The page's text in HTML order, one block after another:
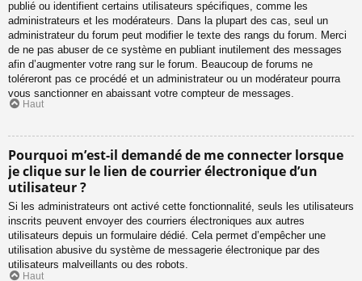
publié ou identifient certains utilisateurs spécifiques, comme les
administrateurs et les modérateurs. Dans la plupart des cas, seul un
administrateur du forum peut modifier le texte des rangs du forum. Merci
de ne pas abuser de ce système en publiant inutilement des messages
afin d’augmenter votre rang sur le forum. Beaucoup de forums ne
toléreront pas ce procédé et un administrateur ou un modérateur pourra
vous sanctionner en abaissant votre compteur de messages.
Haut
Pourquoi m’est-il demandé de me connecter lorsque
je clique sur le lien de courrier électronique d’un
utilisateur ?
Si les administrateurs ont activé cette fonctionnalité, seuls les utilisateurs
inscrits peuvent envoyer des courriers électroniques aux autres
utilisateurs depuis un formulaire dédié. Cela permet d’empêcher une
utilisation abusive du système de messagerie électronique par des
utilisateurs malveillants ou des robots.
Haut